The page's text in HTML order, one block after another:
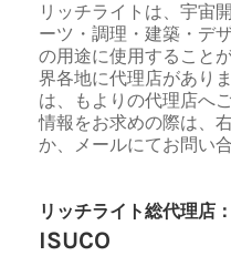
リッチライトは、宇宙
ーツ・調理・建築・デ
の用途に使用すること
界各地に代理店があり
は、もよりの代理店へ
情報をお求めの際は、
か、メールにてお問い
リッチライト総代理店：
ISUCO